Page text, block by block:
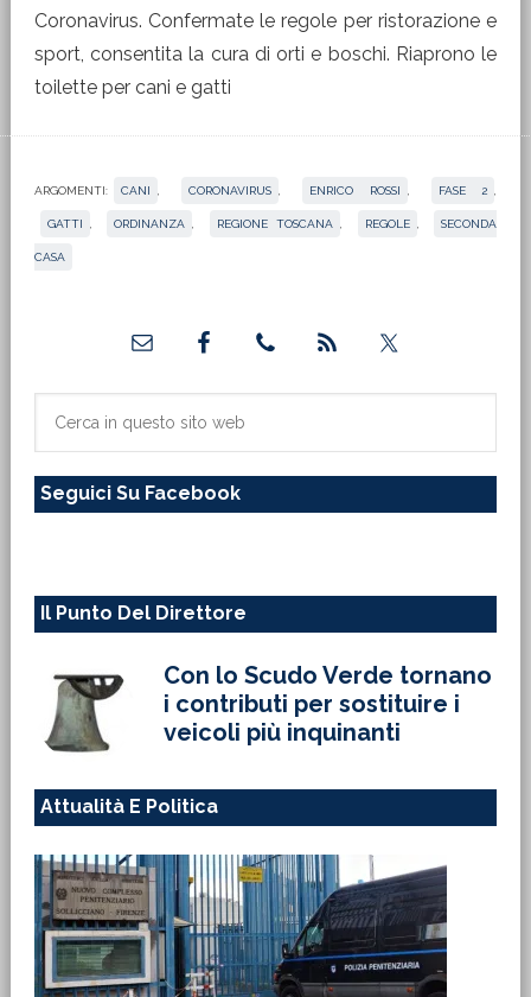
Coronavirus. Confermate le regole per ristorazione e
sport, consentita la cura di orti e boschi. Riaprono le
toilette per cani e gatti
ARGOMENTI: CANI CORONAVIRUS ENRICO ROSSI FASE 2
GATTI ORDINANZA REGIONE TOSCANA REGOLE SECONDA
CASA
primaria
sito
Seguici Su Facebook
Il Punto Del Direttore
Con lo Scudo Verde tornano
i contributi per sostituire i
veicoli più inquinanti
Attualità E Politica